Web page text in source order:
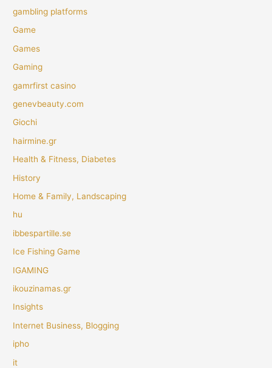
gambling platforms
Game
Games
Gaming
gamrfirst casino
genevbeauty.com
Giochi
hairmine.gr
Health & Fitness, Diabetes
History
Home & Family, Landscaping
hu
ibbespartille.se
Ice Fishing Game
IGAMING
ikouzinamas.gr
Insights
Internet Business, Blogging
ipho
it